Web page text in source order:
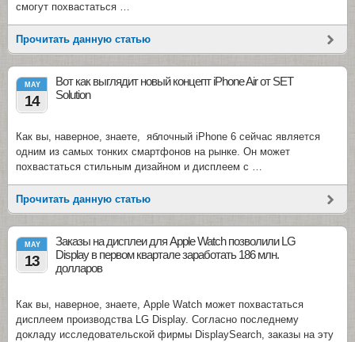
смогут похвастаться …
Прочитать данную статью
MAY
14
Вот как выглядит новый концепт iPhone Air от SET
Solution
Как вы, наверное, знаете, яблочный iPhone 6 сейчас является
одним из самых тонких смартфонов на рынке. Он может
похвастаться стильным дизайном и дисплеем с …
Прочитать данную статью
MAY
13
Заказы на дисплеи для Apple Watch позволили LG
Display в первом квартале заработать 186 млн.
долларов
Как вы, наверное, знаете, Apple Watch может похвастаться
дисплеем производства LG Display. Согласно последнему
докладу исследовательской фирмы DisplaySearch, заказы на эту